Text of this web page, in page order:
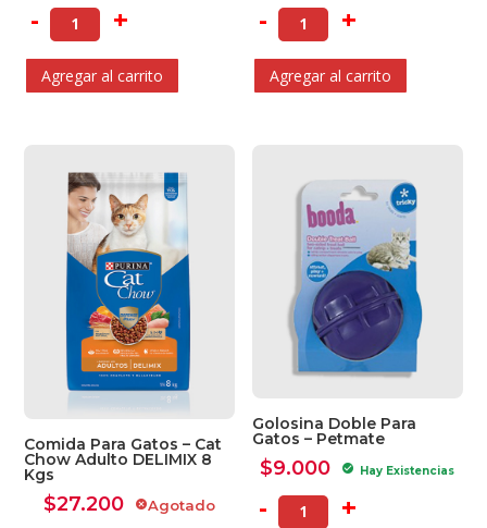
- +
Agregar al carrito
- +
Agregar al carrito
Comida Para Gatos – Cat
Chow Adulto DELIMIX 8
Kgs
$27.200 cancelAgotado
Golosina Doble Para
Gatos – Petmate
$9.000 check_circle Hay Existencias
- +